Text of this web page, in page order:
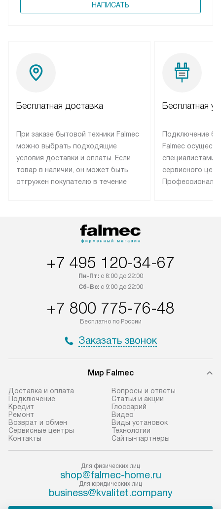
НАПИСАТЬ
Бесплатная доставка
При заказе бытовой техники Falmec
можно выбрать подходящие
условия доставки и оплаты. Если
товар в наличии, он может быть
отгружен покупателю в течение
оплачивается дополнительно.
Возможна доставка товаров по
Бесплатная
Подключение
Falmec
специалистами
сервисного
+7 495 120-34-67
Пн-Пт:с 8:00 до 22:00
Сб-Вс:с 9:00 до 22:00
+7 800 775-76-48
Бесплатно по России
Заказать звонок
Мир Falmec
Доставка и оплата
Подключение
Кредит
Ремонт
Возврат и обмен
Сервисные центры
Контакты
Вопросы и ответы
Статьи и акции
Глоссарий
Видео
Виды установок
Технологии
Сайты-партнеры
Для физических лиц
shop@falmec-home.ru
Для юридических лиц
business@kvalitet.company